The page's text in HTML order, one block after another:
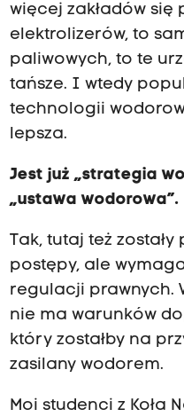
więcej zakładów
elektrolizerów, to
paliwowych, to te
tańsze. I wtedy
technologii
lepsza.
Jest już „strategia
„ustawa wodorowa”.
Tak, tutaj też
postępy, ale
regulacji prawnych.
nie ma warunków
który zostałby na
zasilany wodorem.
Moi studenci z Koła